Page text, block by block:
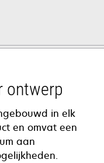
ontwerp
in elk
en omvat een
aan